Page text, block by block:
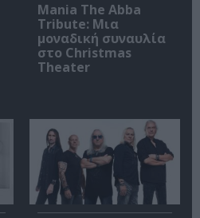
Mania The Abba
Tribute: Μια
μοναδική συναυλία
στο Christmas
Theater